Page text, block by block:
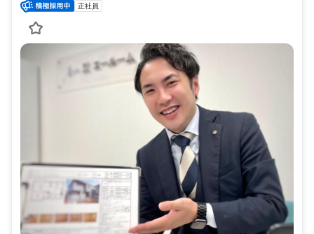
正社員